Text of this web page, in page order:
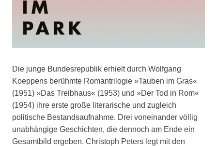
Die junge Bundesrepublik erhielt durch Wolfgang
Koeppens berühmte Romantrilogie »Tauben im Gras«
(1951) »Das Treibhaus« (1953) und »Der Tod in Rom«
(1954) ihre erste große literarische und zugleich
politische Bestandsaufnahme. Drei voneinander völlig
unabhängige Geschichten, die dennoch am Ende ein
Gesamtbild ergeben. Christoph Peters legt mit den